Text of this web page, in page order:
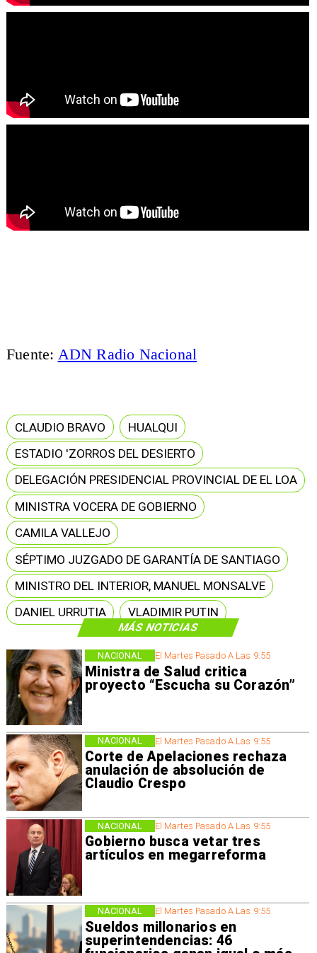
MÁS NOTICIAS
El Martes Pasado A Las 9:55
Ministra de Salud critica
proyecto “Escucha su Corazón”
NACIONAL
El Martes Pasado A Las 9:55
Corte de Apelaciones rechaza
anulación de absolución de
Claudio Crespo
NACIONAL
El Martes Pasado A Las 9:55
Gobierno busca vetar tres
artículos en megarreforma
NACIONAL
El Martes Pasado A Las 9:55
Sueldos millonarios en
superintendencias: 46
NACIONAL
Fuente: ADN Radio Nacional
CLAUDIO BRAVO
HUALQUI
ESTADIO 'ZORROS DEL DESIERTO
DELEGACIÓN PRESIDENCIAL PROVINCIAL DE EL LOA
MINISTRA VOCERA DE GOBIERNO
CAMILA VALLEJO
SÉPTIMO JUZGADO DE GARANTÍA DE SANTIAGO
MINISTRO DEL INTERIOR, MANUEL MONSALVE
DANIEL URRUTIA
VLADIMIR PUTIN